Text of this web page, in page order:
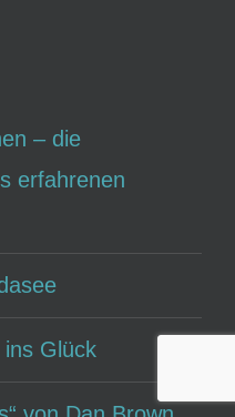
– die
erfahrenen
Glück